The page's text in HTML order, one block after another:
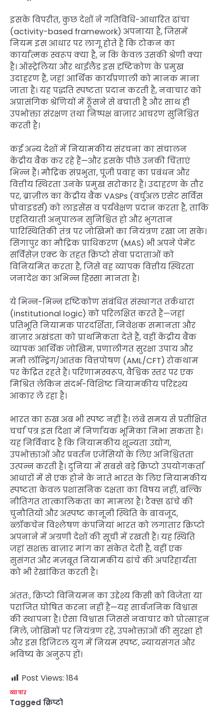
इसके विपरीत, कुछ देशों ने गतिविधि-आधारित ढांचा
(activity-based framework) अपनाया है, जिसमें
नियम इस आधार पर लागू होते हैं कि टोकन का
कार्यात्मक स्वरूप क्या है, न कि केवल उसकी श्रेणी क्या
है। ऑस्ट्रेलिया और थाईलैंड इस दृष्टिकोण के प्रमुख
उदाहरण हैं, जहां आर्थिक कार्यप्रणाली को मानक माना
जाता है। यह पद्धति स्पष्टता प्रदान करती है, नवाचार को
अप्रासंगिक श्रेणियों में ठूँसने से बचाती है और साथ ही
उपभोक्ता संरक्षण तथा निष्पक्ष बाज़ार आचरण सुनिश्चित
करती है।
कई अन्य देशों में नियामकीय संरचना का संचालन
केंद्रीय बैंक कर रहे हैं—और इसके पीछे उनकी चिंताएं
भिन्न हैं। मौद्रिक संप्रभुता, पूंजी प्रवाह का प्रबंधन और
वित्तीय स्थिरता उनके प्रमुख सरोकार हैं। उदाहरण के तौर
पर, ब्राज़ील का केंद्रीय बैंक VASPs (वर्चुअल एसेट सर्विस
प्रोवाइडर्स) को लाइसेंस व पर्यवेक्षण प्रदान करता है, ताकि
एहतियाती अनुपालन सुनिश्चित हो और भुगतान
पारिस्थितिकी तंत्र पर जोखिमों का नियंत्रण रखा जा सके।
सिंगापुर का मौद्रिक प्राधिकरण (MAS) भी अपने पेमेंट
सर्विसेज़ एक्ट के तहत क्रिप्टो सेवा प्रदाताओं को
विनियमित करता है, जिसे वह व्यापक वित्तीय स्थिरता
जनादेश का अभिन्न हिस्सा मानता है।
ये भिन्न-भिन्न दृष्टिकोण संबंधित संस्थागत तर्कधारा
(institutional logic) को परिलक्षित करते हैं—जहां
प्रतिभूति नियामक पारदर्शिता, निवेशक समानता और
बाज़ार अखंडता को प्राथमिकता देते हैं, वहीं केंद्रीय बैंक
व्यापक आर्थिक जोखिम, प्रणालीगत सुरक्षा उपाय और
मनी लॉन्ड्रिंग/आतंक वित्तपोषण (AML/CFT) रोकथाम
पर केंद्रित रहते हैं। परिणामस्वरूप, वैश्विक स्तर पर एक
मिश्रित लेकिन संदर्भ-विशिष्ट नियामकीय परिदृश्य
आकार ले रहा है।
भारत का रुख अब भी स्पष्ट नहीं है। लंबे समय से प्रतीक्षित
चर्चा पत्र इस दिशा में निर्णायक भूमिका निभा सकता है।
यह निर्विवाद है कि नियामकीय शून्यता उद्योग,
उपभोक्ताओं और प्रवर्तन एजेंसियों के लिए अनिश्चितता
उत्पन्न करती है। दुनिया में सबसे बड़े क्रिप्टो उपयोगकर्ता
आधारों में से एक होने के नाते भारत के लिए नियामकीय
स्पष्टता केवल प्रशासनिक दक्षता का विषय नहीं, बल्कि
नीतिगत तात्कालिकता का मामला है। टैक्स ढांचे की
चुनौतियों और अस्पष्ट कानूनी स्थिति के बावजूद,
ब्लॉकचेन विश्लेषण कंपनियां भारत को लगातार क्रिप्टो
अपनाने में अग्रणी देशों की सूची में रखती हैं। यह स्थिति
जहां सशक्त बाज़ार मांग का संकेत देती है, वहीं एक
सुसंगत और मज़बूत नियामकीय ढांचे की अपरिहार्यता
को भी रेखांकित करती है।
अंततः, क्रिप्टो विनियमन का उद्देश्य किसी को विजेता या
पराजित घोषित करना नहीं है—यह सार्वजनिक विश्वास
की स्थापना है। ऐसा विश्वास जिससे नवाचार को प्रोत्साहन
मिले, जोखिमों पर नियंत्रण रहे, उपभोक्ताओं की सुरक्षा हो
और इस डिजिटल युग में नियम स्पष्ट, न्यायसंगत और
भविष्य के अनुरूप हों।
Post Views: 184
व्यापार
Tagged क्रिप्टो